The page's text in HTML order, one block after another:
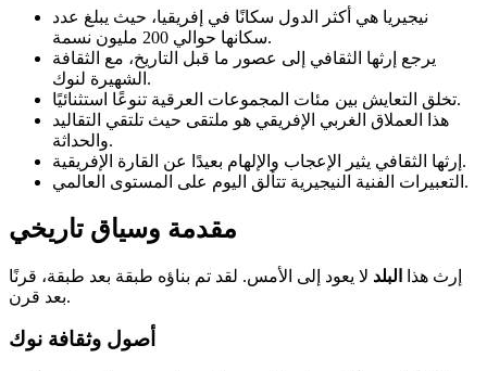
نيجيريا هي أكثر الدول سكانًا في إفريقيا، حيث يبلغ عدد
سكانها حوالي 200 مليون نسمة.
يرجع إرثها الثقافي إلى عصور ما قبل التاريخ، مع الثقافة
الشهيرة لنوك.
تخلق التعايش بين مئات المجموعات العرقية تنوعًا استثنائيًا.
هذا العملاق الغربي الإفريقي هو ملتقى حيث تلتقي التقاليد
والحداثة.
إرثها الثقافي يثير الإعجاب والإلهام بعيدًا عن القارة الإفريقية.
التعبيرات الفنية النيجيرية تتألق اليوم على المستوى العالمي.
مقدمة وسياق تاريخي
إرث هذا البلد لا يعود إلى الأمس. لقد تم بناؤه طبقة بعد طبقة، قرنًا
بعد قرن.
أصول وثقافة نوك